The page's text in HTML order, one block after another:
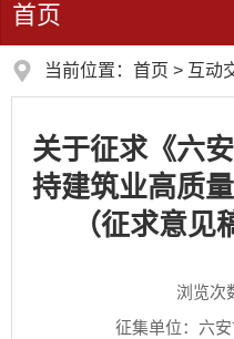
首页
当前位置： 首页 > 互动
关于征求《六
持建筑业高质
（征求意
浏览次
征集单位：六